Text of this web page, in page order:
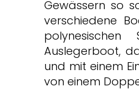
Gewässern so
verschiedene
Auslegerboot,
und mit einem
von einem